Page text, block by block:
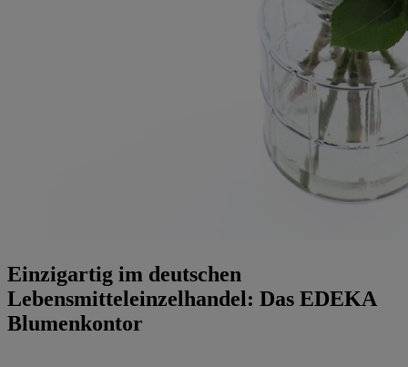
Einzigartig im deutschen
Lebensmitteleinzelhandel: Das EDEKA
Blumenkontor